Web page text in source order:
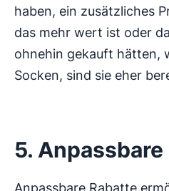
haben, ein zusätzliches
das mehr wert ist oder
ohnehin gekauft hätten,
Socken, sind sie eher
5.
Anpassbare Rabatte